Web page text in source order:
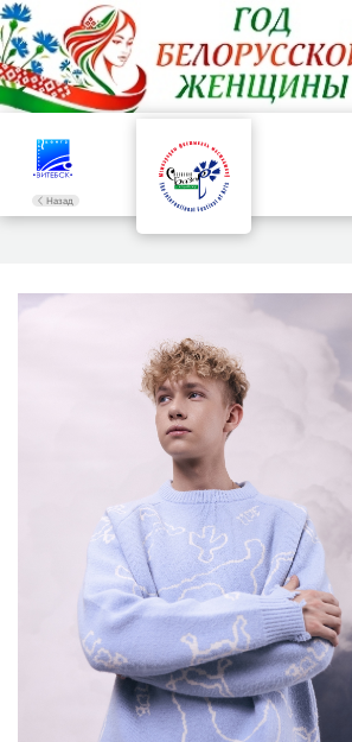
Назад